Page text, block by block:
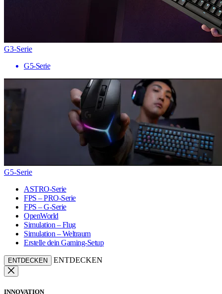
G3-Serie
G5-Serie
G5-Serie
ASTRO-Serie
FPS – PRO-Serie
FPS – G-Serie
OpenWorld
Simulation – Flug
Simulation – Weltraum
Erstelle dein Gaming-Setup
ENTDECKEN ENTDECKEN
INNOVATION